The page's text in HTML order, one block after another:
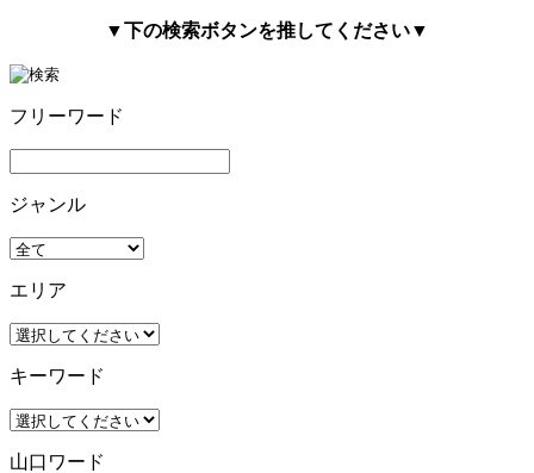
▼下の検索ボタンを推してください▼
フリーワード
ジャンル
エリア
キーワード
山口ワード